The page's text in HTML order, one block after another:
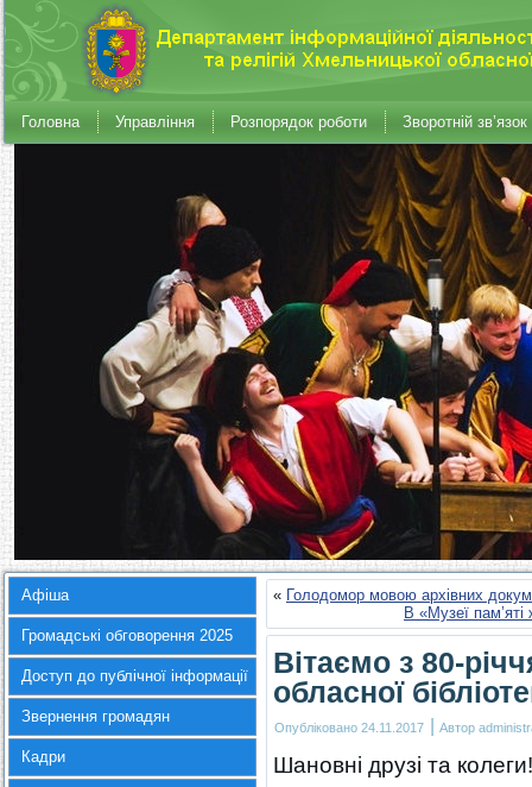
Головна Управління Розпорядок роботи Зворотній зв’язок
Афіша
Громадські обговорення 2025
Доступ до публічної інформації
Звернення громадян
Кадри
« Голодомор мовою архівних
В «Музеї
Вітаємо з 80-
обласної
Опубліковано 24.11.2017 | Автор
Шановні друзі та колеги!